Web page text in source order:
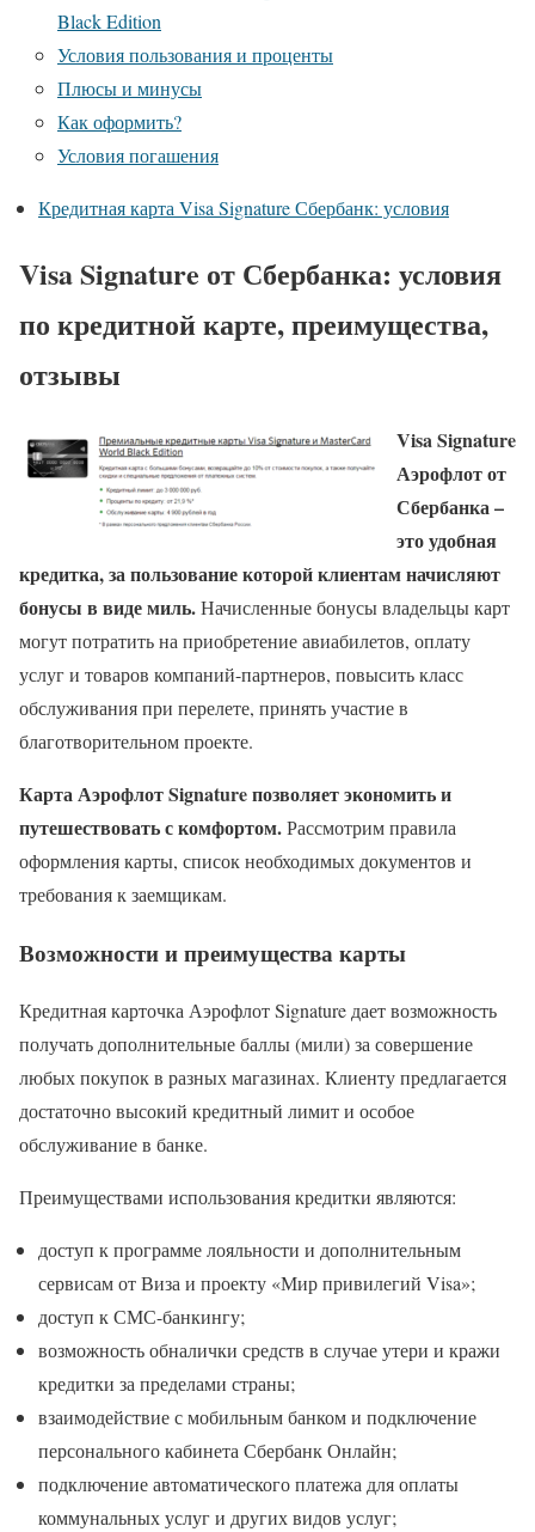
Black Edition
Условия пользования и проценты
Плюсы и минусы
Как оформить?
Условия погашения
Кредитная карта Visa Signature Сбербанк: условия
Visa Signature от Сбербанка: условия
по кредитной карте, преимущества,
отзывы
Visa Signature
Аэрофлот от
Сбербанка –
это удобная
кредитка, за пользование которой клиентам начисляют
бонусы в виде миль.Начисленные бонусы владельцы карт
могут потратить на приобретение авиабилетов, оплату
услуг и товаров компаний-партнеров, повысить класс
обслуживания при перелете, принять участие в
благотворительном проекте.
Карта Аэрофлот Signature позволяет экономить и
путешествовать с комфортом.Рассмотрим правила
оформления карты, список необходимых документов и
требования к заемщикам.
Возможности и преимущества карты
Кредитная карточка Аэрофлот Signature дает возможность
получать дополнительные баллы (мили) за совершение
любых покупок в разных магазинах. Клиенту предлагается
достаточно высокий кредитный лимит и особое
обслуживание в банке.
Преимуществами использования кредитки являются:
доступ к программе лояльности и дополнительным
сервисам от Виза и проекту «Мир привилегий Visa»;
доступ к СМС-банкингу;
возможность обналички средств в случае утери и кражи
кредитки за пределами страны;
взаимодействие с мобильным банком и подключение
персонального кабинета Сбербанк Онлайн;
подключение автоматического платежа для оплаты
коммунальных услуг и других видов услуг;